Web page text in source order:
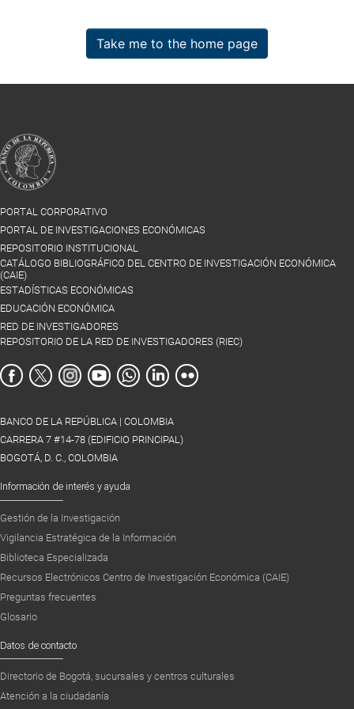
Take me to the home page
PORTAL CORPORATIVO
PORTAL DE INVESTIGACIONES ECONÓMICAS
REPOSITORIO INSTITUCIONAL
CATÁLOGO BIBLIOGRÁFICO DEL CENTRO DE INVESTIGACIÓN ECONÓMICA
(CAIE)
ESTADÍSTICAS ECONÓMICAS
EDUCACIÓN ECONÓMICA
RED DE INVESTIGADORES
REPOSITORIO DE LA RED DE INVESTIGADORES (RIEC)
BANCO DE LA REPÚBLICA | COLOMBIA
CARRERA 7 #14-78 (EDIFICIO PRINCIPAL)
BOGOTÁ, D. C., COLOMBIA
Información de interés y ayuda
Gestión de la Investigación
Vigilancia Estratégica de la Información
Biblioteca Especializada
Recursos Electrónicos Centro de Investigación Económica (CAIE)
Preguntas frecuentes
Glosario
Datos de contacto
Directorio de Bogotá, sucursales y centros culturales
Atención a la ciudadanía